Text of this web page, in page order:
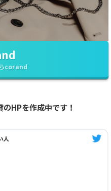
corand
HPを作成中です！